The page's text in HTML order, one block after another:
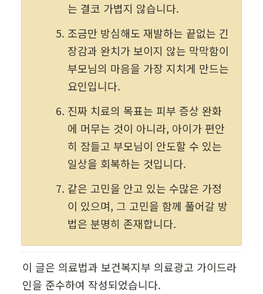
는 결코 가볍지 않습니다.
조금만 방심해도 재발하는 끝없는 긴
장감과 완치가 보이지 않는 막막함이
부모님의 마음을 가장 지치게 만드는
요인입니다.
진짜 치료의 목표는 피부 증상 완화
에 머무는 것이 아니라, 아이가 편안
히 잠들고 부모님이 안도할 수 있는
일상을 회복하는 것입니다.
같은 고민을 안고 있는 수많은 가정
이 있으며, 그 고민을 함께 풀어갈 방
법은 분명히 존재합니다.
이 글은 의료법과 보건복지부 의료광고 가이드라
인을 준수하여 작성되었습니다.